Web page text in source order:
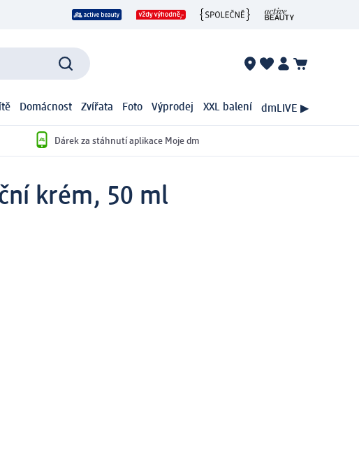
Domácnost Zvířata Foto Výprodej XXL balení dmLIVE ▶
Dárek za stáhnutí aplikace Moje dm
krém, 50 ml